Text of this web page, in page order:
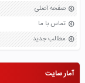
صفحه اصلی
تماس با ما
مطالب جدید
آمار سایت